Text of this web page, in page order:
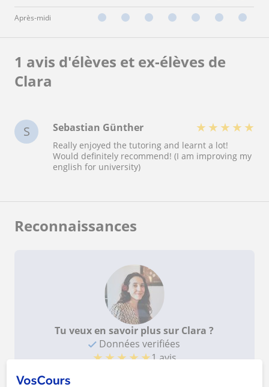
Après-midi
1 avis d'élèves et ex-élèves de
Clara
S Sebastian Günther ★ ★ ★ ★ ★
Really enjoyed the tutoring and learnt a lot!
Would definitely recommend! (I am improving my
english for university)
Reconnaissances
Tu veux en savoir plus sur Clara ?
Données verifiées
★★★★★1 avis